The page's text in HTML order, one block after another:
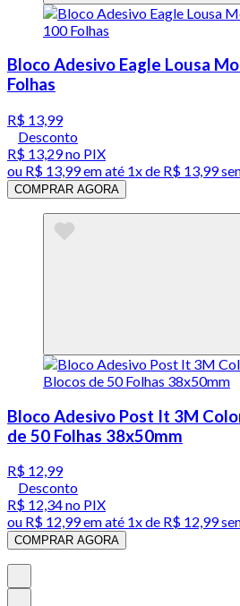
Bloco Adesivo Eagle Lousa
Folhas
R$ 13,99
Desconto
R$ 13,29no PIX
ou R$ 13,99em até 1x de R$ 13,99
COMPRAR AGORA
Bloco Adesivo Post It 3M
de 50 Folhas 38x50mm
R$ 12,99
Desconto
R$ 12,34no PIX
ou R$ 12,99em até 1x de R$ 12,99
COMPRAR AGORA